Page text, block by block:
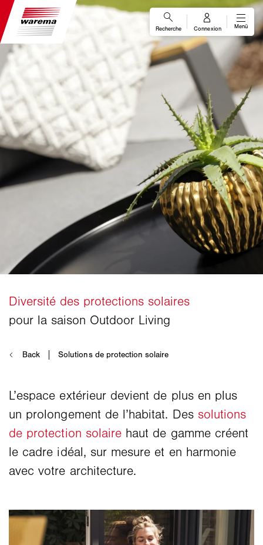
L’espace extérieur devient de plus en plus
un prolongement de l’habitat. Des solutions
de protection solaire haut de gamme créent
le cadre idéal, sur mesure et en harmonie
avec votre architecture.